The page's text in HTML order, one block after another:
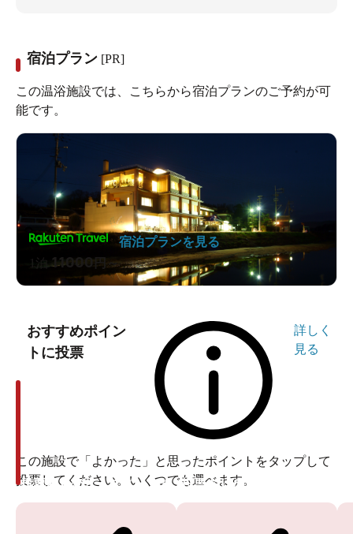
宿泊プラン [PR]
この温浴施設では、こちらから宿泊プランのご予約が可
能です。
1泊11000円～
宿泊プランを見る
おすすめポイン
トに投票
詳しく
見る
この施設で「よかった」と思ったポイントをタップして
投票してください。いくつでも選べます。
投票ありがとうございます 投票ありがとうございます